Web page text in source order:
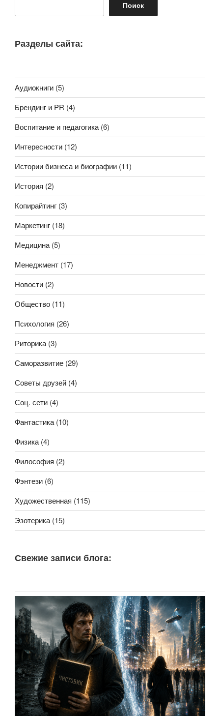
Поиск
Разделы сайта:
Аудиокниги (5)
Брендинг и PR (4)
Воспитание и педагогика(6)
Интересности (12)
Истории бизнеса и биографии (11)
История (2)
Копирайтинг (3)
Маркетинг (18)
Медицина(5)
Менеджмент (17)
Новости (2)
Общество (11)
Психология (26)
Риторика(3)
Саморазвитие (29)
Советы друзей (4)
Соц. сети (4)
Фантастика(10)
Физика(4)
Философия (2)
Фэнтези (6)
Художественная (115)
Эзотерика(15)
Свежие записи блога: